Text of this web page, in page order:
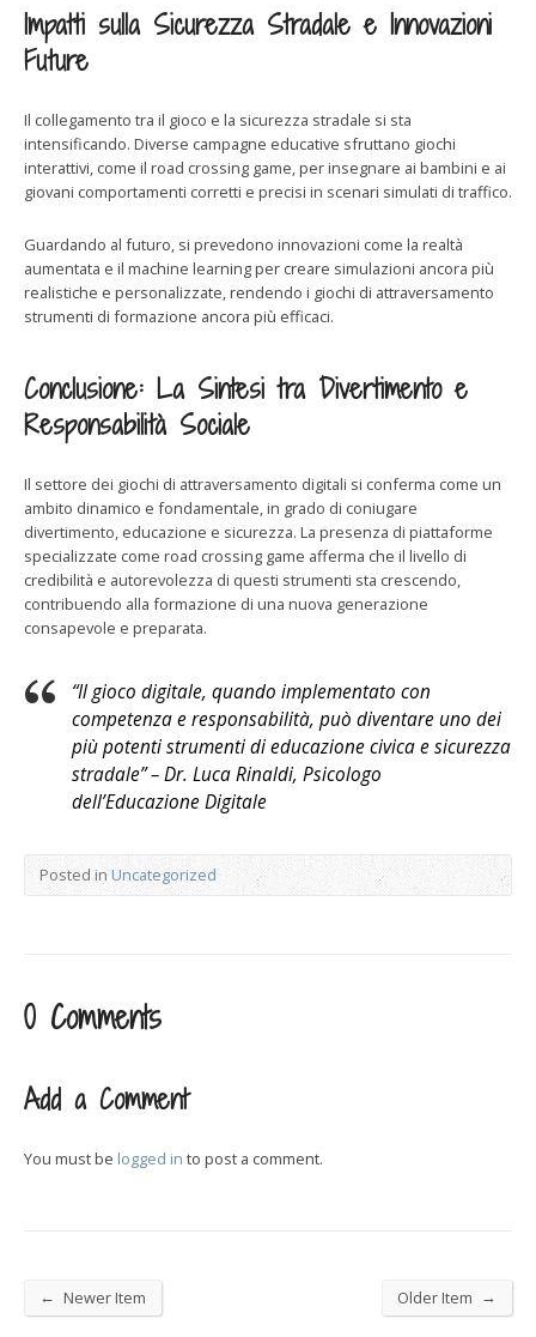
Impatti sulla Sicurezza Stradale e Innovazioni
Future
Il collegamento tra il gioco e la sicurezza stradale si sta
intensificando. Diverse campagne educative sfruttano giochi
interattivi, come il road crossing game, per insegnare ai bambini e ai
giovani comportamenti corretti e precisi in scenari simulati di traffico.
Guardando al futuro, si prevedono innovazioni come la realtà
aumentata e il machine learning per creare simulazioni ancora più
realistiche e personalizzate, rendendo i giochi di attraversamento
strumenti di formazione ancora più efficaci.
Conclusione: La Sintesi tra Divertimento e
Responsabilità Sociale
Il settore dei giochi di attraversamento digitali si conferma come un
ambito dinamico e fondamentale, in grado di coniugare
divertimento, educazione e sicurezza. La presenza di piattaforme
specializzate come road crossing game afferma che il livello di
credibilità e autorevolezza di questi strumenti sta crescendo,
contribuendo alla formazione di una nuova generazione
consapevole e preparata.
“Il gioco digitale, quando implementato con
competenza e responsabilità, può diventare uno dei
più potenti strumenti di educazione civica e sicurezza
stradale”– Dr. Luca Rinaldi, Psicologo
dell’Educazione Digitale
Posted in Uncategorized
0 Comments
Add a Comment
You must be logged in to post a comment.
← Newer Item Older Item →